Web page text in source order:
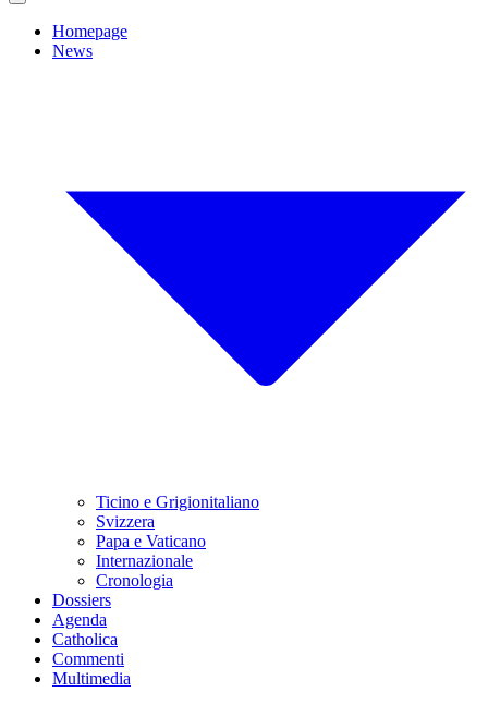
Homepage
News
Ticino e Grigionitaliano
Svizzera
Papa e Vaticano
Internazionale
Cronologia
Dossiers
Agenda
Catholica
Commenti
Multimedia